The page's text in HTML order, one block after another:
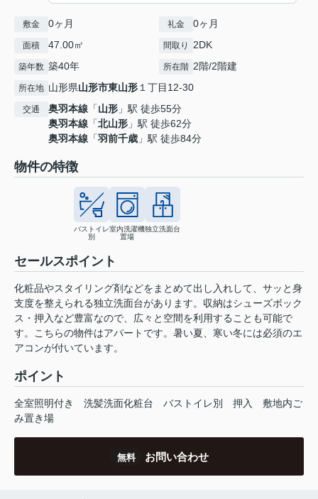
敷金 0ヶ月 礼金 0ヶ月
面積 47.00㎡ 間取り 2DK
築年数 築40年 所在階 2階/2階建
所在地 山形県山形市東山形１丁目12-30
交通 奥羽本線 「山形 」駅 徒歩55分
奥羽本線 「北山形 」駅 徒歩62分
奥羽本線 「羽前千歳 」駅 徒歩84分
物件の特徴
バストイレ
別
室内洗濯機
置場
独立洗面台
セールスポイント
化粧品やスタイリング剤などをまとめて出し入れして、サッと身
支度を整えられる独立洗面台があります。収納はシューズボック
ス・押入など豊富なので、広々と空間を利用することも可能で
す。こちらの物件はアパートです。暑い夏、寒い冬には必須のエ
アコンが付いています。
ポイント
全室照明付き 洗髪洗面化粧台 バストイレ別 押入
敷地内ご
み置き場
無料 お問い合わせ